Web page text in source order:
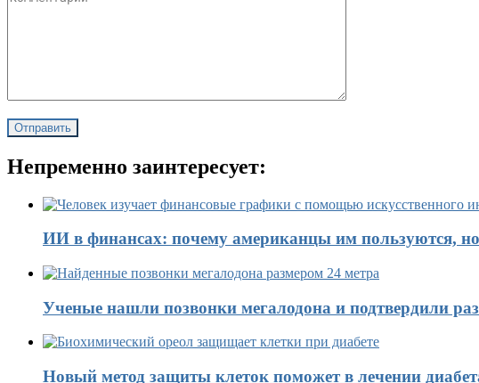
Непременно заинтересует:
ИИ в финансах: почему американцы им пользуются,
Ученые нашли позвонки мегалодона и подтвердили
Новый метод защиты клеток поможет в лечении